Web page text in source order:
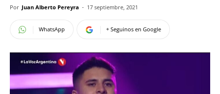
Por Juan Alberto Pereyra - 17 septiembre, 2021
WhatsApp + Seguinos en Google